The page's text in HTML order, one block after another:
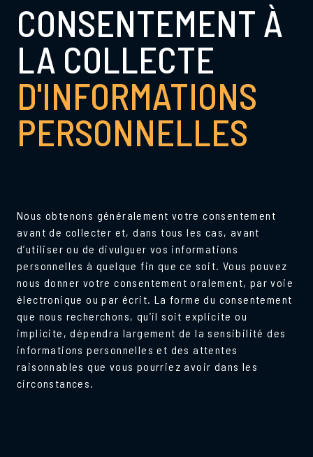
CONSENTEMENT À
LA COLLECTE
D'INFORMATIONS
PERSONNELLES
Nous obtenons généralement votre consentement
avant de collecter et, dans tous les cas, avant
d’utiliser ou de divulguer vos informations
personnelles à quelque fin que ce soit. Vous pouvez
nous donner votre consentement oralement, par voie
électronique ou par écrit. La forme du consentement
que nous recherchons, qu’il soit explicite ou
implicite, dépendra largement de la sensibilité des
informations personnelles et des attentes
raisonnables que vous pourriez avoir dans les
circonstances.